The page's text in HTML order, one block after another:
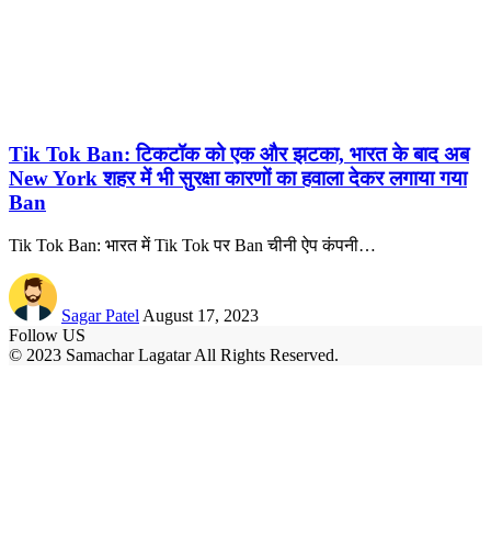
Tik Tok Ban: टिकटॉक को एक और झटका, भारत के बाद अब
New York शहर में भी सुरक्षा कारणों का हवाला देकर लगाया गया
Ban
Tik Tok Ban: भारत में Tik Tok पर Ban चीनी ऐप कंपनी…
Sagar Patel August 17, 2023
Follow US
© 2023 Samachar Lagatar All Rights Reserved.